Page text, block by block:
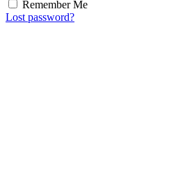
Remember Me
Lost password?